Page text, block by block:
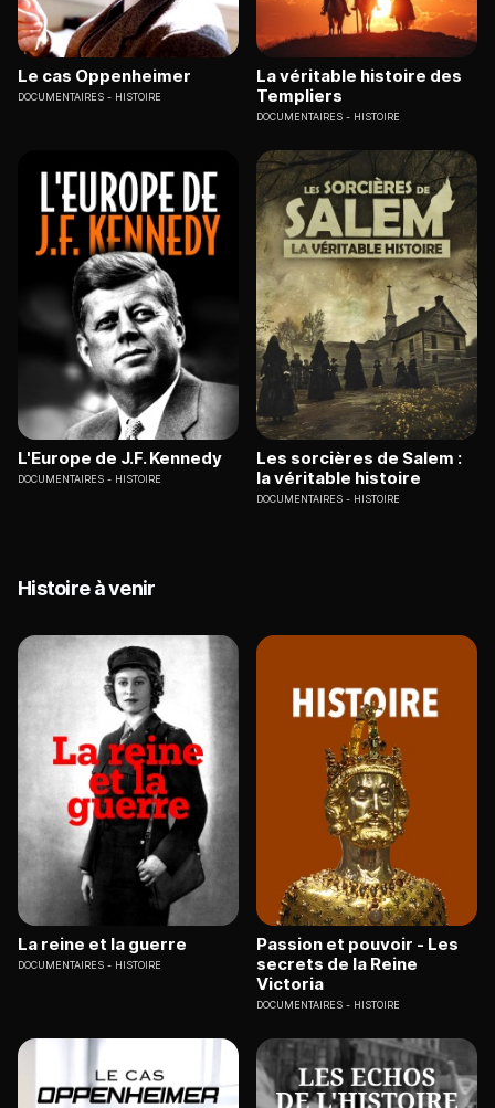
Le cas Oppenheimer
DOCUMENTAIRES HISTOIRE
La véritable histoire des
Templiers
DOCUMENTAIRES HISTOIRE
L'Europe de J.F. Kennedy
DOCUMENTAIRES HISTOIRE
Les sorcières de Salem :
la véritable histoire
DOCUMENTAIRES HISTOIRE
Histoire à venir
La reine et la guerre
DOCUMENTAIRES HISTOIRE
Passion et pouvoir - Les
secrets de la Reine
Victoria
DOCUMENTAIRES HISTOIRE